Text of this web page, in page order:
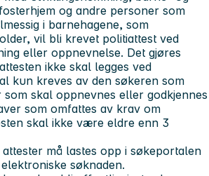
og andre personer som
i barnehagene, som
vil bli krevet politiattest ved
eller oppnevnelse. Det gjøres
ikke skal legges ved
kun kreves av den søkeren som
skal oppnevnes eller godkjennes
som omfattes av krav om
skal ikke være eldre enn 3
må lastes opp i søkeportalen
søknaden.